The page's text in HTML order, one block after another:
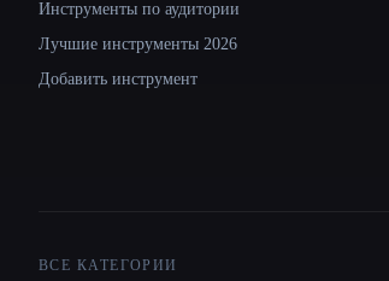
Инструменты по аудитории
Лучшие инструменты 2026
Добавить инструмент
ВСЕ КАТЕГОРИИ